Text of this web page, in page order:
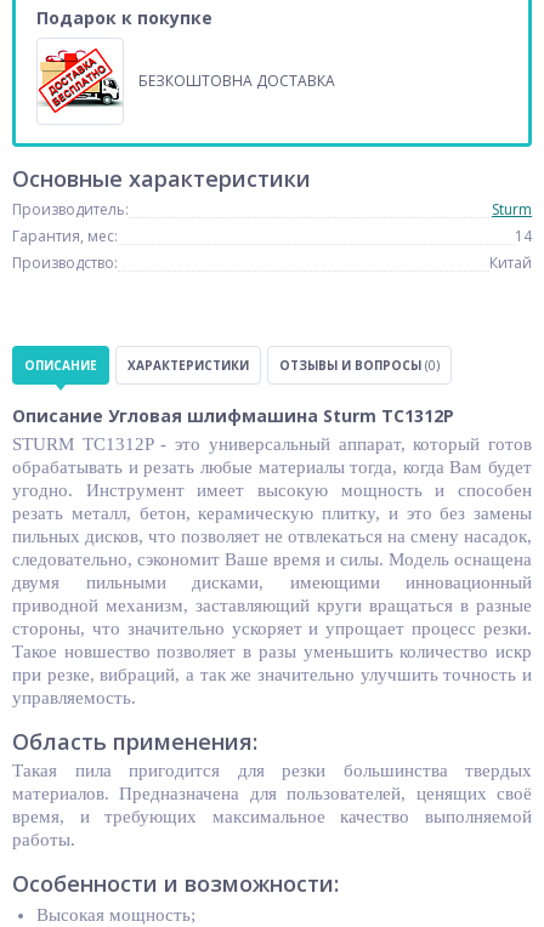
Подарок к покупке
БЕЗКОШТОВНА ДОСТАВКА
Основные характеристики
Производитель:
Sturm
Гарантия, мес:
14
Производство:
Китай
ОПИСАНИЕ ХАРАКТЕРИСТИКИ ОТЗЫВЫ И ВОПРОСЫ (0)
Описание Угловая шлифмашина Sturm TC1312P
STURM TC1312P - это универсальный аппарат, который готов
обрабатывать и резать любые материалы тогда, когда Вам будет
угодно. Инструмент имеет высокую мощность и способен
резать металл, бетон, керамическую плитку, и это без замены
пильных дисков, что позволяет не отвлекаться на смену насадок,
следовательно, сэкономит Ваше время и силы. Модель оснащена
двумя пильными дисками, имеющими инновационный
приводной механизм, заставляющий круги вращаться в разные
стороны, что значительно ускоряет и упрощает процесс резки.
Такое новшество позволяет в разы уменьшить количество искр
при резке, вибраций, а так же значительно улучшить точность и
управляемость.
Область применения:
Такая пила пригодится для резки большинства твердых
материалов. Предназначена для пользователей, ценящих своё
время, и требующих максимальное качество выполняемой
работы.
Особенности и возможности:
Высокая мощность;